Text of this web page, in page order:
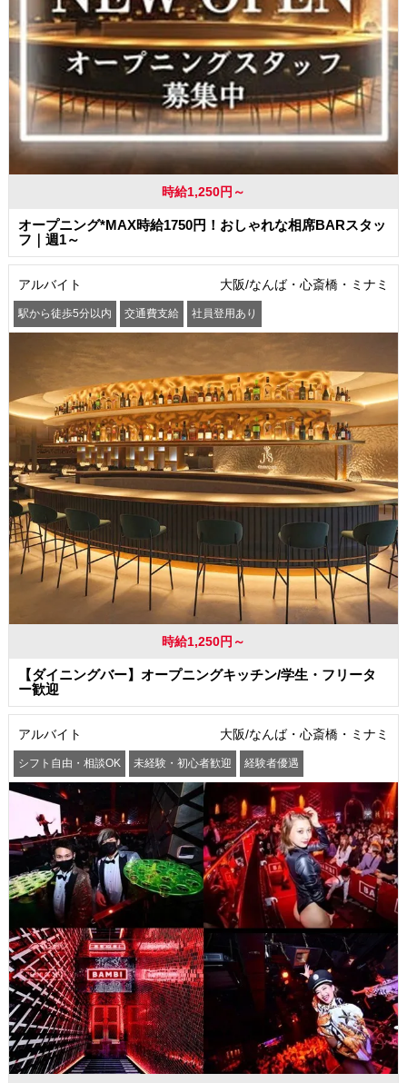
時給1,250円～
オープニング*MAX時給1750円！おしゃれな相席BARスタッ
フ｜週1～
アルバイト 大阪/なんば・心斎橋・ミナミ
駅から徒歩5分以内 交通費支給 社員登用あり
時給1,250円～
【ダイニングバー】オープニングキッチン/学生・フリータ
ー歓迎
アルバイト 大阪/なんば・心斎橋・ミナミ
シフト自由・相談OK 未経験・初心者歓迎 経験者優遇
駅から徒歩5分以内 交通費支給 社員登用あり